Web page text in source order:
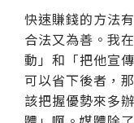
快速賺錢的方法
合法又為善。我在
動」和「把他宣
可以省下後者，
該把握優勢來多